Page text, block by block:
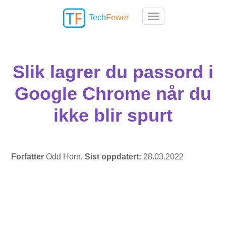
Toggle navigation
TechFewer
Slik lagrer du passord i
Google Chrome når du
ikke blir spurt
Forfatter Odd Horn,Sist oppdatert: 28.03.2022